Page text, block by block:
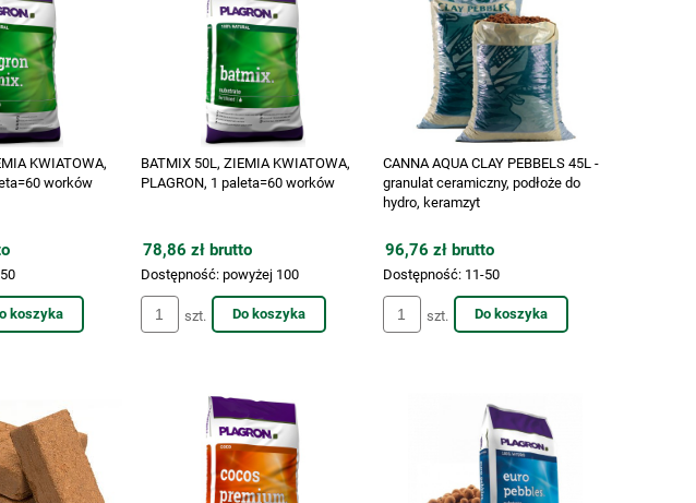
DO DONICZKI
- MODULAR TOWER
SZT. / 38x38x3cm
brutto
!-KORA SOSNOWA DEKORACYJNA
40-80mm, WOREK 50L
49,00 zł brutto
KWIATOWA,
worków
koszyka
BATMIX 50L, ZIEMIA KWIATOWA,
PLAGRON, 1 paleta=60 worków
78,86 zł brutto
Dostępność: powyżej 100
szt. Do koszyka
CANNA AQUA CLAY PEBBELS 45L -
granulat ceramiczny, podłoże do
hydro, keramzyt
96,76 zł brutto
Dostępność: 11-50
szt. Do koszyka